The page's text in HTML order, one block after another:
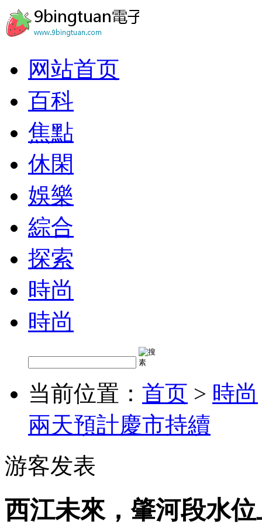
网站首页
百科
焦點
休閑
娛樂
綜合
探索
時尚
時尚
当前位置： 首页 > 時尚
兩天預計慶市持續
游客发表
西江未來，肇河段水